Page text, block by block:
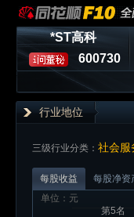
*ST高科
600730
行业地位
三级行业分类： 社会服
每股收益 每股净资
单位：元
第5名